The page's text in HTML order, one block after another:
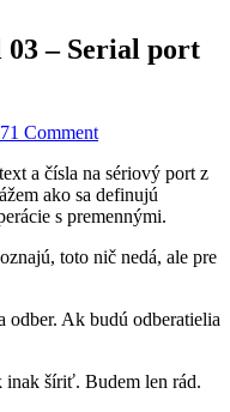
– Serial port
1 Comment
a čísla na sériový port z
ako sa definujú
s premennými.
toto nič nedá, ale pre
odber. Ak budú odberatielia
šíriť. Budem len rád.